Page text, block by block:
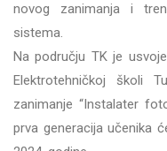
novog zanimanja i
sistema.
Na području TK je
Elektrotehničkoj školi
zanimanje “Instalater
prva generacija učenika